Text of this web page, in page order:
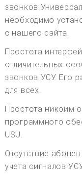
звонков
необходимо
с нашего сайта.
Простота
отличительных
звонков УСУ. Его
для всех.
Простота никоим
программного
USU.
Отсутствие
учета сигналов